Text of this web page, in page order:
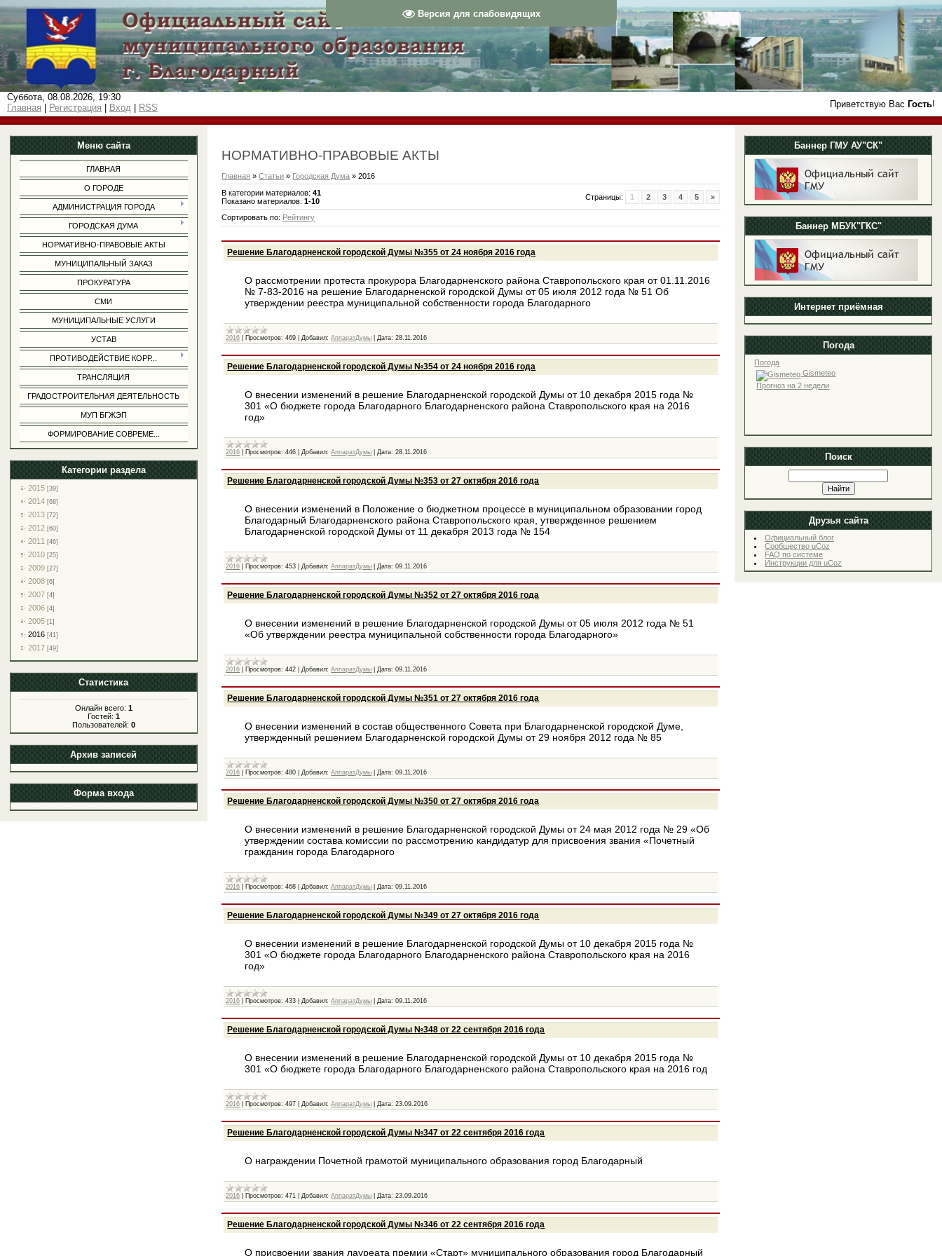
Версия для слабовидящих
Приветствую Вас Гость!
Суббота, 08.08.2026, 19:30
Главная
Регистрация Вход RSS
Меню сайта
ГЛАВНАЯ
О ГОРОДЕ
АДМИНИСТРАЦИЯ ГОРОДА
ГОРОДСКАЯ ДУМА
НОРМАТИВНО-ПРАВОВЫЕ АКТЫ
МУНИЦИПАЛЬНЫЙ ЗАКАЗ
ПРОКУРАТУРА
СМИ
МУНИЦИПАЛЬНЫЕ УСЛУГИ
УСТАВ
ПРОТИВОДЕЙСТВИЕ КОРР...
ТРАНСЛЯЦИЯ
ГРАДОСТРОИТЕЛЬНАЯ ДЕЯТЕЛЬНОСТЬ
МУП БГЖЭП
ФОРМИРОВАНИЕ СОВРЕМЕ...
Категории раздела
2015 [39]
2014 [68]
2013 [72]
2012 [60]
2011 [46]
2010 [25]
2009 [27]
2008 [6]
2007 [4]
2006 [4]
2005 [1]
2016 [41]
2017 [49]
Статистика
Онлайн всего: 1
Гостей: 1
Пользователей: 0
Архив записей
Форма входа
Баннер ГМУ АУ"СК"
Баннер МБУК"ГКС"
Интернет приёмная
Погода
Погода
Gismeteo
Прогноз на 2 недели
Поиск
Друзья сайта
Официальный блог
Сообщество uCoz
FAQ по системе
Инструкции для uCoz
НОРМАТИВНО-ПРАВОВЫЕ АКТЫ
Главная »Статьи » Городская Дума » 2016
В категории материалов:41
Показано материалов:1-10 Страницы: 1 2 3 4 5 »
Сортировать по: Рейтингу
Решение Благодарненской городской Думы №355 от 24 ноября 2016 года
О рассмотрении протеста прокурора Благодарненского района Ставропольского края от 01.11.2016
№ 7-83-2016 на решение Благодарненской городской Думы от 05 июля 2012 года № 51 Об
утверждении реестра муниципальной собственности города Благодарного
2016 Просмотров: 469 Добавил: АппаратДумы Дата: 28.11.2016
Решение Благодарненской городской Думы №354 от 24 ноября 2016 года
О внесении изменений в решение Благодарненской городской Думы от 10 декабря 2015 года №
301 «О бюджете города Благодарного Благодарненского района Ставропольского края на 2016
год»
2016 Просмотров: 446 Добавил: АппаратДумы Дата: 28.11.2016
Решение Благодарненской городской Думы №353 от 27 октября 2016 года
О внесении изменений в Положение о бюджетном процессе в муниципальном образовании город
Благодарный Благодарненского района Ставропольского края, утвержденное решением
Благодарненской городской Думы от 11 декабря 2013 года № 154
2016 Просмотров: 453 Добавил: АппаратДумы Дата: 09.11.2016
Решение Благодарненской городской Думы №352 от 27 октября 2016 года
О внесении изменений в решение Благодарненской городской Думы от 05 июля 2012 года № 51
«Об утверждении реестра муниципальной собственности города Благодарного»
2016 Просмотров: 442 Добавил: АппаратДумы Дата: 09.11.2016
Решение Благодарненской городской Думы №351 от 27 октября 2016 года
О внесении изменений в состав общественного Совета при Благодарненской городской Думе,
утвержденный решением Благодарненской городской Думы от 29 ноября 2012 года № 85
2016 Просмотров: 480 Добавил: АппаратДумы Дата: 09.11.2016
Решение Благодарненской городской Думы №350 от 27 октября 2016 года
О внесении изменений в решение Благодарненской городской Думы от 24 мая 2012 года № 29 «Об
утверждении состава комиссии по рассмотрению кандидатур для присвоения звания «Почетный
гражданин города Благодарного
2016 Просмотров: 468 Добавил: АппаратДумы Дата: 09.11.2016
Решение Благодарненской городской Думы №349 от 27 октября 2016 года
О внесении изменений в решение Благодарненской городской Думы от 10 декабря 2015 года №
301 «О бюджете города Благодарного Благодарненского района Ставропольского края на 2016
год»
2016 Просмотров: 433 Добавил: АппаратДумы Дата: 09.11.2016
Решение Благодарненской городской Думы №348 от 22 сентября 2016 года
О внесении изменений в решение Благодарненской городской Думы от 10 декабря 2015 года №
301 «О бюджете города Благодарного Благодарненского района Ставропольского края на 2016 год
2016 Просмотров: 497 Добавил: АппаратДумы Дата: 23.09.2016
Решение Благодарненской городской Думы №347 от 22 сентября 2016 года
О награждении Почетной грамотой муниципального образования город Благодарный
2016 Просмотров: 471 Добавил: АппаратДумы Дата: 23.09.2016
Решение Благодарненской городской Думы №346 от 22 сентября 2016 года
О присвоении звания лауреата премии «Старт» муниципального образования город Благодарный